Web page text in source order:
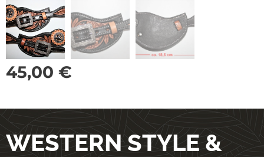
45,00 €
WESTERN STYLE &